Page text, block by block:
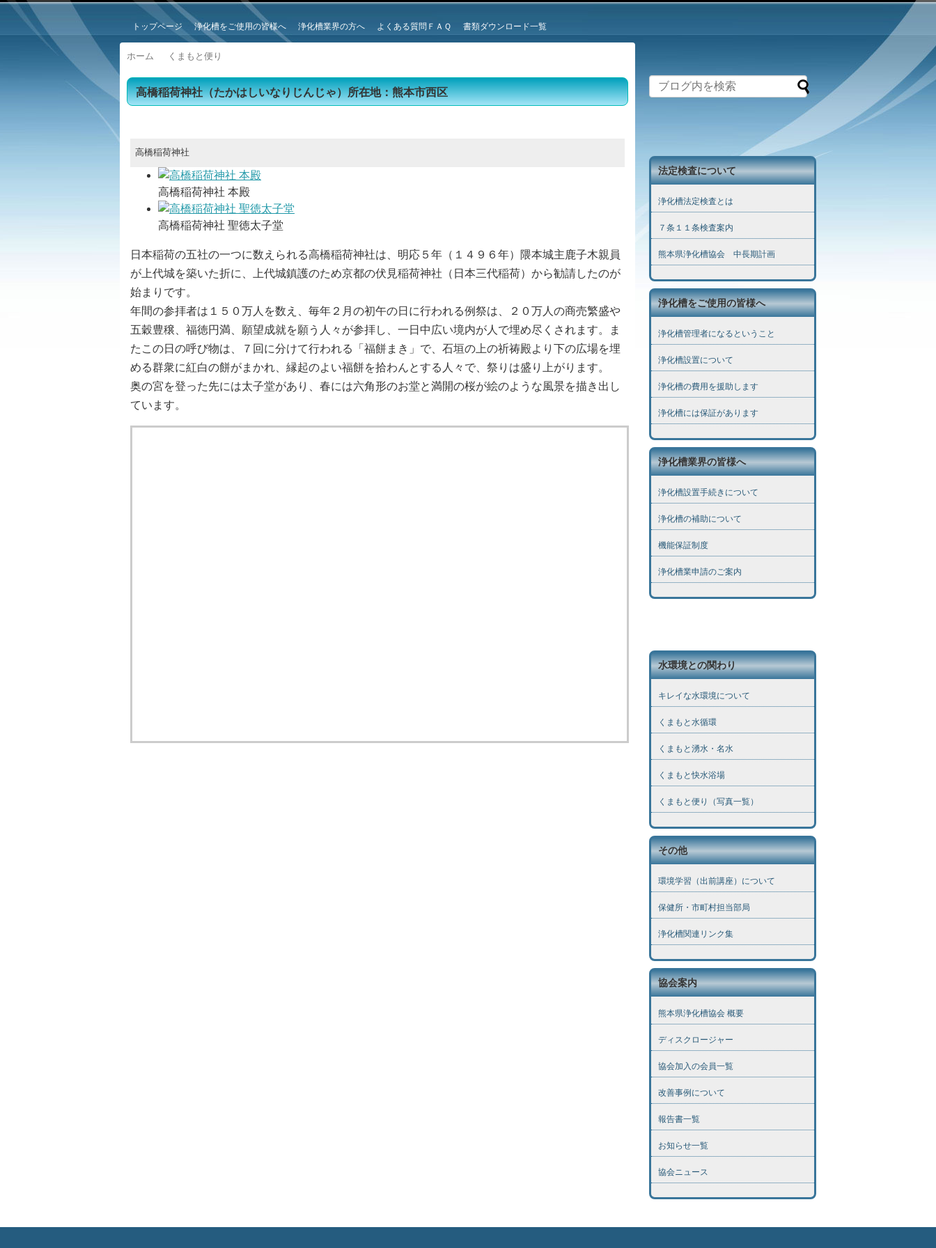
トップページ 浄化槽をご使用の皆様へ 浄化槽業界の方へ よくある質問ＦＡＱ 書類ダウンロード一覧
ホーム くまもと便り
高橋稲荷神社（たかはしいなりじんじゃ）所在地：熊本市西区
高橋稲荷神社
高橋稲荷神社 本殿
高橋稲荷神社 聖徳太子堂
日本稲荷の五社の一つに数えられる高橋稲荷神社は、明応５年（１４９６年）隈本城主鹿子木親員
が上代城を築いた折に、上代城鎮護のため京都の伏見稲荷神社（日本三代稲荷）から勧請したのが
始まりです。
年間の参拝者は１５０万人を数え、毎年２月の初午の日に行われる例祭は、２０万人の商売繁盛や
五穀豊穣、福徳円満、願望成就を願う人々が参拝し、一日中広い境内が人で埋め尽くされます。ま
たこの日の呼び物は、７回に分けて行われる「福餅まき」で、石垣の上の祈祷殿より下の広場を埋
める群衆に紅白の餅がまかれ、縁起のよい福餅を拾わんとする人々で、祭りは盛り上がります。
奥の宮を登った先には太子堂があり、春には六角形のお堂と満開の桜が絵のような風景を描き出し
ています。
法定検査について
浄化槽法定検査とは
７条１１条検査案内
熊本県浄化槽協会 中長期計画
浄化槽をご使用の皆様へ
浄化槽管理者になるということ
浄化槽設置について
浄化槽の費用を援助します
浄化槽には保証があります
浄化槽業界の皆様へ
浄化槽設置手続きについて
浄化槽の補助について
機能保証制度
浄化槽業申請のご案内
水環境との関わり
キレイな水環境について
くまもと水循環
くまもと湧水・名水
くまもと快水浴場
くまもと便り（写真一覧）
その他
環境学習（出前講座）について
保健所・市町村担当部局
浄化槽関連リンク集
協会案内
熊本県浄化槽協会 概要
ディスクロージャー
協会加入の会員一覧
改善事例について
報告書一覧
お知らせ一覧
協会ニュース